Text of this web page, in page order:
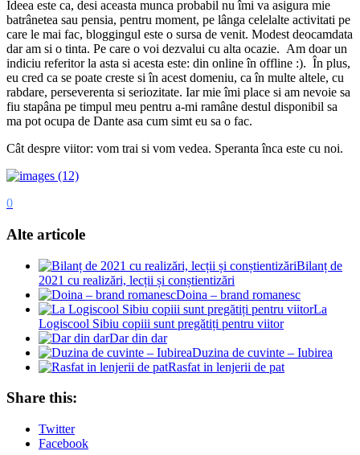
Ideea este ca, desi aceasta munca probabil nu îmi va asigura mie
batrânetea sau pensia, pentru moment, pe lânga celelalte activitati pe
care le mai fac, bloggingul este o sursa de venit. Modest deocamdata
dar am si o tinta. Pe care o voi dezvalui cu alta ocazie. Am doar un
indiciu referitor la asta si acesta este: din online în offline :). În plus,
eu cred ca se poate creste si în acest domeniu, ca în multe altele, cu
rabdare, perseverenta si seriozitate. Iar mie îmi place si am nevoie sa
fiu stapâna pe timpul meu pentru a-mi ramâne destul disponibil sa
ma pot ocupa de Dante asa cum simt eu sa o fac.
Cât despre viitor: vom trai si vom vedea. Speranta înca este cu noi.
0
Alte articole
Bilanț de
2021 cu realizări, lecții și conștientizări
Doina – brand romanesc
La
Logiscool Sibiu copiii sunt pregătiți pentru viitor
Dar din dar
Duzina de cuvinte – Iubirea
Rasfat in lenjerii de pat
Share this:
Twitter
Facebook